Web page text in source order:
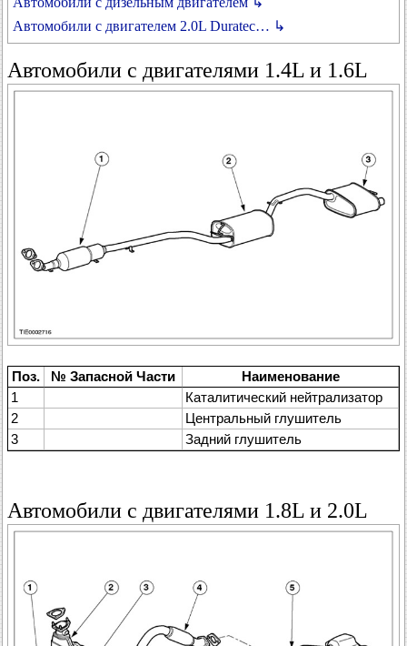
Автомобили с двигателем 2.0L Duratec… ↳
Автомобили с двигателями 1.4L и 1.6L
Поз. № Запасной Части
Наименование
1
Каталитический нейтрализатор
2
Центральный глушитель
3
Задний глушитель
Автомобили с двигателями 1.8L и 2.0L